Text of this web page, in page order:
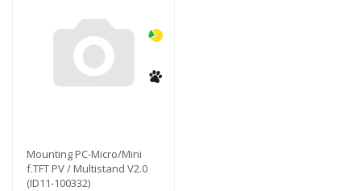
Mounting PC-Micro/Mini
f.TFT PV / Multistand V2.0
(ID11-100332)